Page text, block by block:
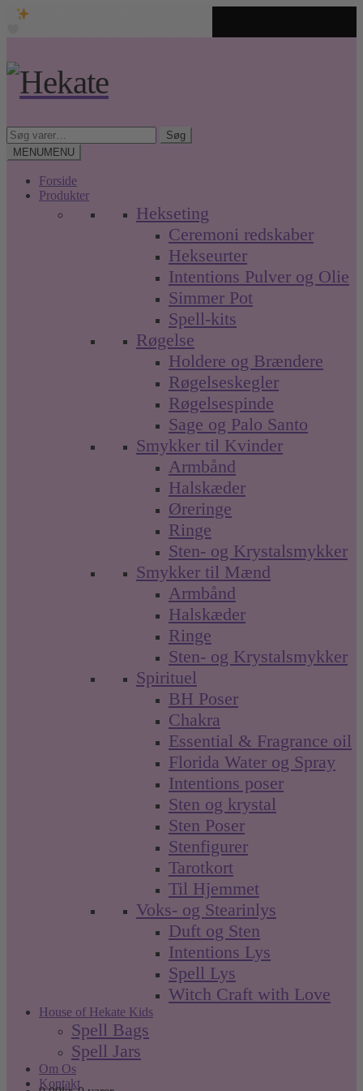
navigation
indhold
Søg
efter:
Søg
MENUMENU
Forside
Produkter
Hekseting
Ceremoni redskaber
Hekseurter
Intentions Pulver og Olie
Simmer Pot
Spell-kits
Røgelse
Holdere og Brændere
Røgelseskegler
Røgelsespinde
Sage og Palo Santo
Smykker til Kvinder
Armbånd
Halskæder
Øreringe
Ringe
Sten- og Krystalsmykker
Smykker til Mænd
Armbånd
Halskæder
Ringe
Sten- og Krystalsmykker
Spirituel
BH Poser
Chakra
Essential & Fragrance oil
Florida Water og Spray
Intentions poser
Sten og krystal
Sten Poser
Stenfigurer
Tarotkort
Til Hjemmet
Voks- og Stearinlys
Duft og Sten
Intentions Lys
Spell Lys
Witch Craft with Love
House of Hekate Kids
Spell Bags
Spell Jars
Om Os
Kontakt